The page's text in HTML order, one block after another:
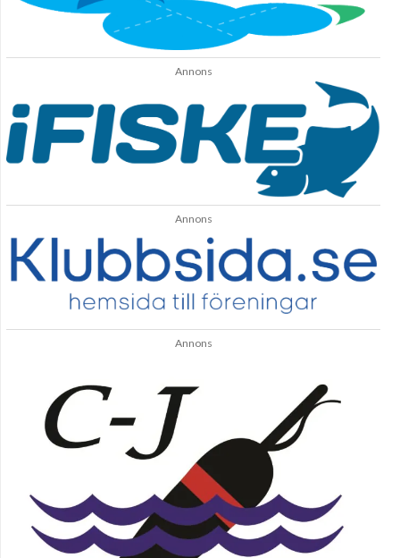
Annons
Annons
Annons